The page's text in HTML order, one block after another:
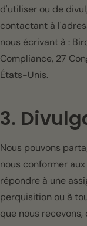
d'utiliser ou de
contactant à
nous écrivant à :
Compliance, 27
États-Unis.
3.
Nous pouvons
nous conformer
répondre à une
perquisition ou à
que nous